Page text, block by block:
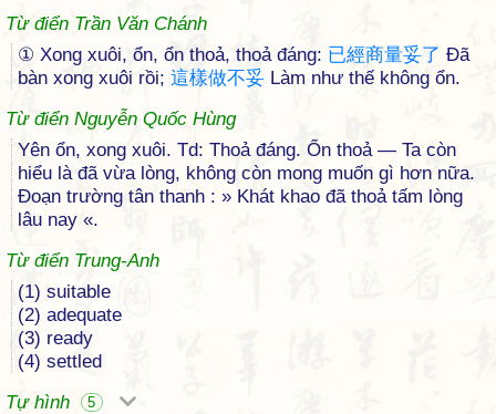
Từ điển Trần Văn Chánh
① Xong xuôi, ổn, ổn thoả, thoả đáng: 已經商量妥了 Đã
bàn xong xuôi rồi; 這樣做不妥 Làm như thế không ổn.
Từ điển Nguyễn Quốc Hùng
Yên ổn, xong xuôi. Td: Thoả đáng. Ổn thoả — Ta còn
hiểu là đã vừa lòng, không còn mong muốn gì hơn nữa.
Đoạn trường tân thanh : » Khát khao đã thoả tấm lòng
lâu nay «.
Từ điển Trung-Anh
(1) suitable
(2) adequate
(3) ready
(4) settled
Tự hình
5